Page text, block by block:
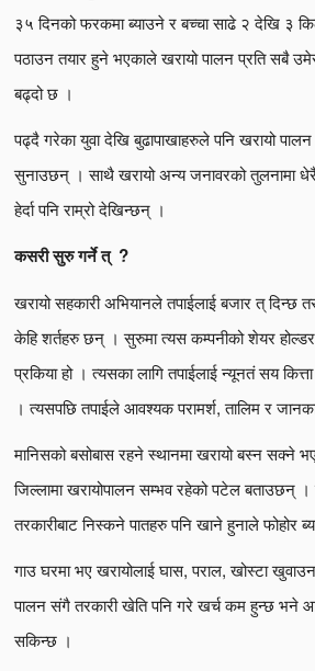
३५ दिनको फरकमा ब्याउने र बच्चा साढे २ देखि ३
पठाउन तयार हुने भएकाले खरायो पालन प्रति सबै
बढ्दो छ ।
पढ्दै गरेका युवा देखि बुढापाखाहरुले पनि खरायो
सुनाउछन् । साथै खरायो अन्य जनावरको तुलनामा
हेर्दा पनि राम्रो देखिन्छन् ।
कसरी सुरु गर्ने त् ?
खरायो सहकारी अभियानले तपाईलाई बजार त् दिन्छ
केहि शर्तहरु छन् । सुरुमा त्यस कम्पनीको शेयर
प्रकिया हो । त्यसका लागि तपाईलाई न्यूनतं सय
। त्यसपछि तपाईले आवश्यक परामर्श, तालिम र
मानिसको बसोबास रहने स्थानमा खरायो बस्न सक्ने
जिल्लामा खरायोपालन सम्भव रहेको पटेल बताउछन्
तरकारीबाट निस्कने पातहरु पनि खाने हुनाले फोहोर
गाउ घरमा भए खरायोलाई घास, पराल, खोस्टा
पालन संगै तरकारी खेति पनि गरे खर्च कम हुन्छ भने
सकिन्छ ।